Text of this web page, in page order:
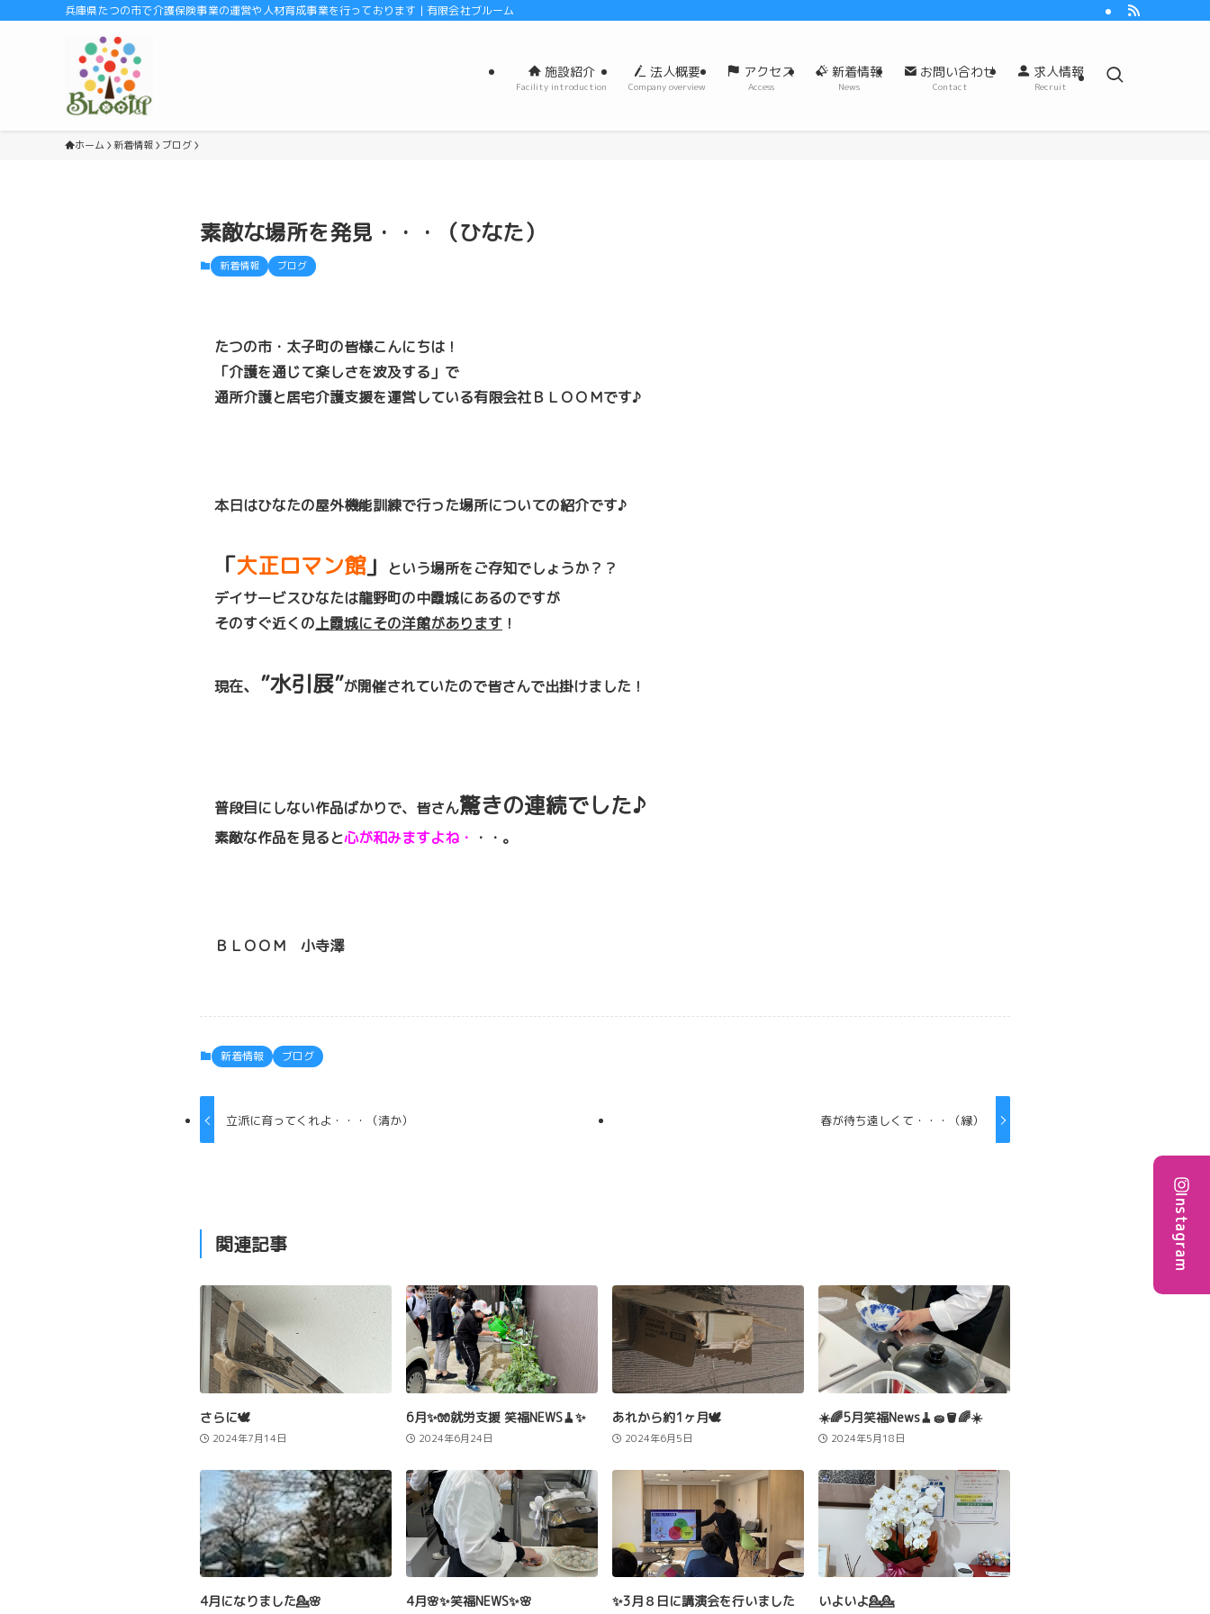
兵庫県たつの市で介護保険事業の運営や人材育成事業を行っております | 有限会社ブルーム
施設紹介
Facility introduction
法人概要
Company overview
アクセス
Access
新着情報
News
お問い合わせ
Contact
求人情報
Recruit
ホーム 新着情報 ブログ
素敵な場所を発見・・・（ひなた）
新着情報 ブログ
たつの市・太子町の皆様こんにちは！
「介護を通じて楽しさを波及する」で
通所介護と居宅介護支援を運営している有限会社ＢＬＯＯＭです♪
本日はひなたの屋外機能訓練で行った場所についての紹介です♪
「大正ロマン館」
という場所をご存知でしょうか？？
デイサービスひなたは龍野町の中霞城にあるのですが
そのすぐ近くの上霞城にその洋館があります ！
現在、 ”水引展”が開催されていたので皆さんで出掛けました！
普段目にしない作品ばかりで、皆さん驚きの連続でした♪
素敵な作品を見ると心が和みますよね・ ・・。
ＢＬＯＯＭ 小寺澤
新着情報 ブログ
立派に育ってくれよ・・・（清か） 春が待ち遠しくて・・・（縁）
関連記事
さらに🕊️
2024年7月14日
6月✨🧤就労支援 笑福NEWS🧹✨
2024年6月24日
あれから約1ヶ月🕊️
2024年6月5日
☀️🌈5月笑福News🧹🧽🪣🌈☀️
2024年5月18日
4月になりました💁🌸 4月🌸✨笑福NEWS✨🌸
✨3月８日に講演会を行いました
いよいよ💁💁
Instagram